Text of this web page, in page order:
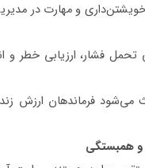
خویشتن‌داری و مهارت در
تحمل فشار، ارزیابی خطر و
می‌شود فرماندهان ارزش
و همبستگی